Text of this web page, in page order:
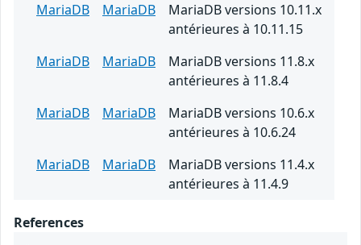
MariaDB MariaDB
MariaDB versions 10.11.x
antérieures à 10.11.15
MariaDB
MariaDB
MariaDB versions 11.8.x
antérieures à 11.8.4
MariaDB
MariaDB
MariaDB versions 10.6.x
antérieures à 10.6.24
MariaDB
MariaDB
MariaDB versions 11.4.x
antérieures à 11.4.9
References